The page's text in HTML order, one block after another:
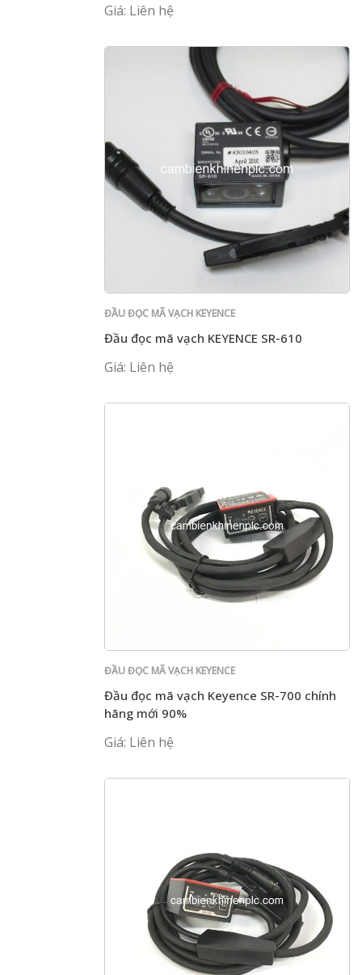
Giá: Liên hệ
ĐẦU ĐỌC MÃ VẠCH KEYENCE
Đầu đọc mã vạch KEYENCE SR-610
Giá: Liên hệ
ĐẦU ĐỌC MÃ VẠCH KEYENCE
Đầu đọc mã vạch Keyence SR-700 chính
hãng mới 90%
Giá: Liên hệ